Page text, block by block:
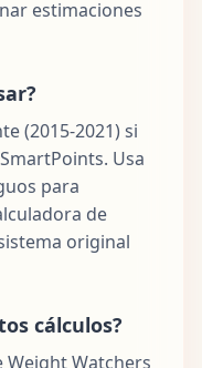
estimaciones
(2015-2021) si
Usa
para
de
original
cálculos?
Watchers